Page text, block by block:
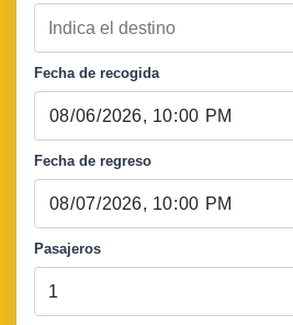
Fecha de recogida
Fecha de regreso
Pasajeros